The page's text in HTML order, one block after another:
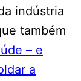
indústria
também
– e
a